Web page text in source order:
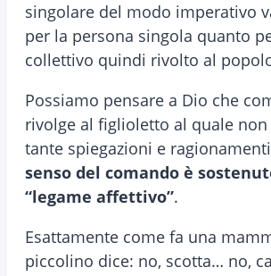
singolare del modo imperativo
per la persona singola quanto
collettivo quindi rivolto al
Possiamo pensare a Dio che
rivolge al figlioletto al quale non
tante spiegazioni e
senso del comando è
“legame affettivo”.
Esattamente come fa una
piccolino dice: no, scotta… no,